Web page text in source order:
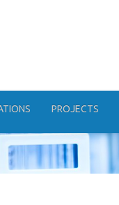
PROJECTS